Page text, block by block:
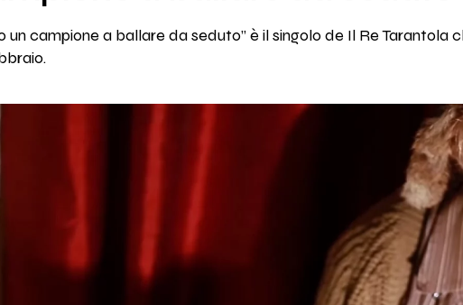
un campione a ballare da seduto” è il singolo de Il Re Tarantola